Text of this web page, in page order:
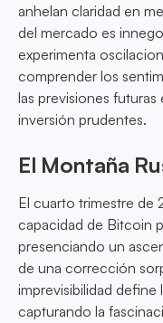
anhelan claridad en
del mercado es
experimenta
comprender los
las previsiones futuras
inversión prudentes.
El Montaña
El cuarto trimestre de
capacidad de Bitcoin
presenciando un
de una corrección
imprevisibilidad define
capturando la